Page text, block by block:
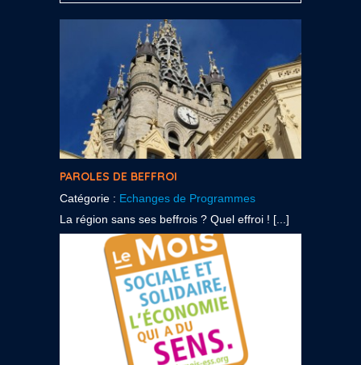
PAROLES DE BEFFROI
Catégorie : Echanges de Programmes
La région sans ses beffrois ? Quel effroi ! [...]